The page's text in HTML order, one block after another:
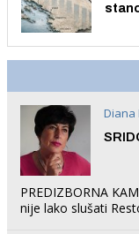
Diana
PREDIZBORNA
nije lako slušati